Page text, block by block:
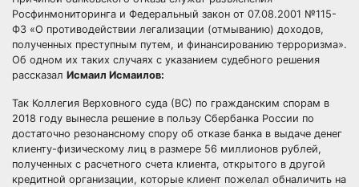
Росфинмониторинга и Федеральный закон от 07.08.2001 №115-
ФЗ «О противодействии легализации (отмыванию) доходов,
полученных преступным путем, и финансированию терроризма».
Об одном их таких случаях с указанием судебного решения
рассказал Исмаил Исмаилов:
Так Коллегия Верховного суда (ВС) по гражданским спорам в
2018 году вынесла решение в пользу Сбербанка России по
достаточно резонансному спору об отказе банка в выдаче денег
клиенту-физическому лиц в размере 56 миллионов рублей,
полученных с расчетного счета клиента, открытого в другой
кредитной организации, которые клиент пожелал обналичить на